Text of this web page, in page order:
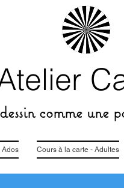
comme une
Ados Cours à la carte - Adultes